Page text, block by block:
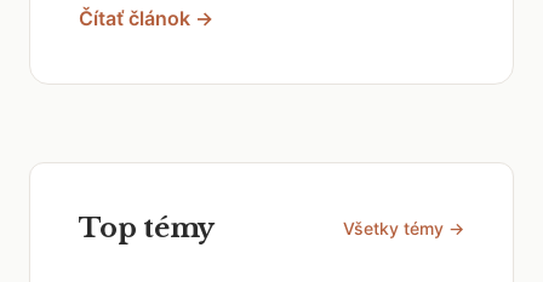
Čítať článok →
Top témy Všetky témy →